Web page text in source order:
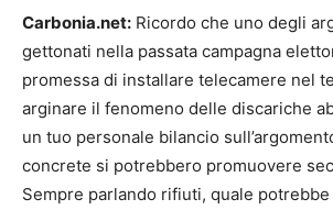
Carbonia.net: Ricordo che uno degli
gettonati nella passata campagna
promessa di installare telecamere nel
arginare il fenomeno delle discariche
un tuo personale bilancio
concrete si potrebbero promuovere
Sempre parlando rifiuti, quale